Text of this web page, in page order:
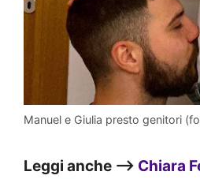
Manuel e Giulia presto genitori
Leggi anche –> Chiara